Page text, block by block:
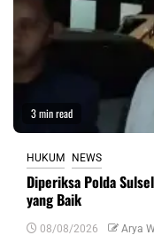
3 min read
HUKUM NEWS
Diperiksa Polda
yang Baik
08/08/2026 Arya